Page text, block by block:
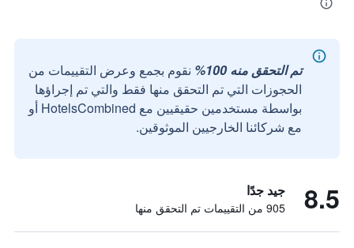
تم التحقق منه 100%
نقوم بجمع وعرض التقييمات من
الحجوزات التي تم التحقق منها فقط والتي تم إجراؤها
بواسطة مستخدمين حقيقيين مع HotelsCombined أو
مع شركائنا الخارجيين الموثوقين.
8.5 جيد جدًا
905 من التقييمات تم التحقق منها